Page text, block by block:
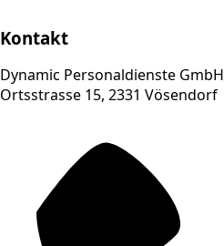
Kontakt
Dynamic Personaldienste GmbH
Ortsstrasse 15, 2331 Vösendorf